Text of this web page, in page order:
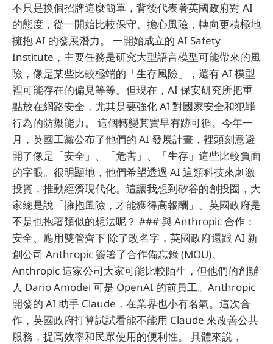
不只是換個招牌這麼簡單，背後代表著英國政府對 AI
的態度，從一開始比較保守、擔心風險，轉向更積極地
擁抱 AI 的發展潛力。 一開始成立的 AI Safety
Institute，主要任務是研究大型語言模型可能帶來的風
險，像是某些比較極端的「生存風險」，還有 AI 模型
裡可能存在的偏見等等。但現在，AI 保安研究所把重
點放在網路安全，尤其是要強化 AI 對國家安全和犯罪
行為的防禦能力。 這個轉變其實早有跡可循。今年一
月，英國工黨公布了他們的 AI 發展計畫，裡頭刻意避
開了像是「安全」、「危害」、「生存」這些比較負面
的字眼。很明顯地，他們希望透過 AI 這類科技來刺激
投資，推動經濟現代化。這讓我想到矽谷的創投圈，大
家總是說「擁抱風險，才能獲得高報酬」。英國政府是
不是也抱著類似的想法呢？ ### 與 Anthropic 合作：
安全、應用雙管齊下 除了改名字，英國政府還跟 AI 新
創公司 Anthropic 簽署了合作備忘錄 (MOU)。
Anthropic 這家公司大家可能比較陌生，但他們的創辦
人 Dario Amodei 可是 OpenAI 的前員工。Anthropic
開發的 AI 助手 Claude，在業界也小有名氣。這次合
作，英國政府打算試試看能不能用 Claude 來改善公共
服務，提高效率和民眾使用的便利性。 具體來說，